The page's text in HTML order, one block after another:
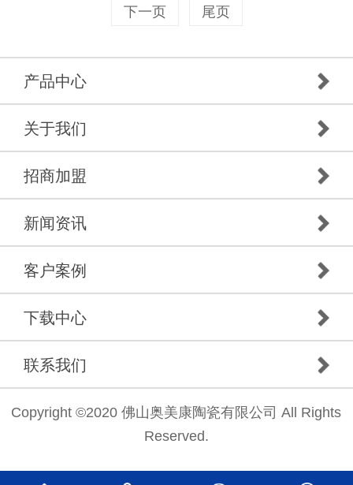
下一页
尾页
产品中心
关于我们
招商加盟
新闻资讯
客户案例
下载中心
联系我们
Copyright ©2020 佛山奥美康陶瓷有限公司 All Rights
Reserved.